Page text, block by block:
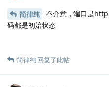
简律纯
不介意，端口是
码都是初始状态
简律纯 回复了此帖